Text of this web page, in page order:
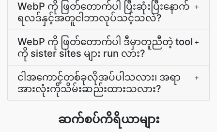
WebP ကို ဖြတ်တောက်ပါ ပြီးဆုံးပြီးနောက်
ရလဒ်နှင့်အတူငါဘာလုပ်သင့်သလဲ?
+
WebP ကို ဖြတ်တောက်ပါ ဒီမှာတူညီတဲ့ tool
ကို sister sites များ run လား?
+
ငါအကောင့်တစ်ခုလိုအပ်ပါသလား၊ အရာ
အားလုံးကိုသိမ်းဆည်းထားသလား?
+
ဆက်စပ်ကိရိယာများ